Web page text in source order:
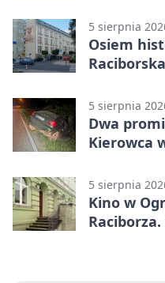
5 sierpnia
Osiem
5 sierpnia
Dwa
Kierowca
5 sierpnia
Kino w